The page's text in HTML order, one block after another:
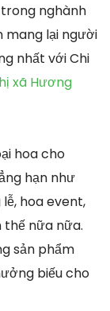
nghành
mang lại người
nhất với Chi
xã Hương
hoa cho
hạn như
hoa event,
thế nữa nữa.
sản phẩm
biếu cho